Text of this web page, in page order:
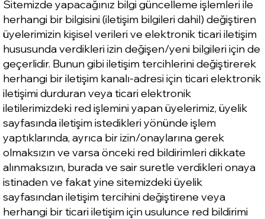
Sitemizde yapacağınız bilgi güncelleme işlemleri ile
herhangi bir bilgisini (iletişim bilgileri dahil) değiştiren
üyelerimizin kişisel verileri ve elektronik ticari iletişim
hususunda verdikleri izin değişen/yeni bilgileri için de
geçerlidir. Bunun gibi iletişim tercihlerini değiştirerek
herhangi bir iletişim kanalı-adresi için ticari elektronik
iletişimi durduran veya ticari elektronik
iletilerimizdeki red işlemini yapan üyelerimiz, üyelik
sayfasında iletişim istedikleri yönünde işlem
yaptıklarında, ayrıca bir izin/onaylarına gerek
olmaksızın ve varsa önceki red bildirimleri dikkate
alınmaksızın, burada ve sair suretle verdikleri onaya
istinaden ve fakat yine sitemizdeki üyelik
sayfasından iletişim tercihini değiştirene veya
herhangi bir ticari iletişim için usulunce red bildirimi